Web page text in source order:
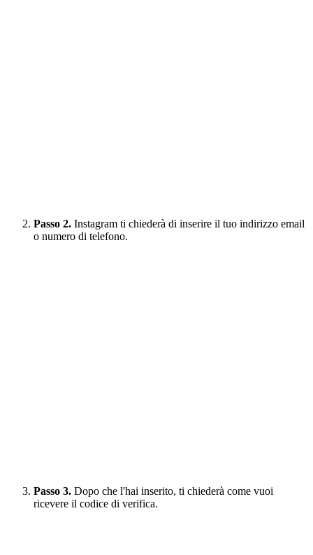
Passo 2. Instagram ti chiederà di inserire il tuo indirizzo email
o numero di telefono.
Passo 3. Dopo che l'hai inserito, ti chiederà come vuoi
ricevere il codice di verifica.